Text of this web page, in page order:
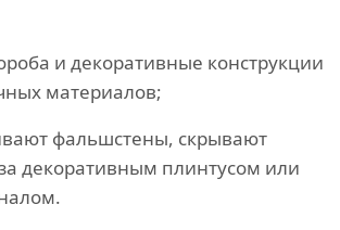
и декоративные конструкции
материалов;
фальшстены, скрывают
декоративным плинтусом или